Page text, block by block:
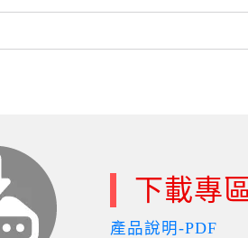
下載專
產品說明-PDF